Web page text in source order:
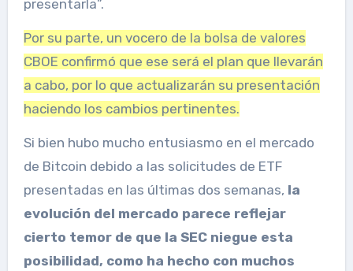
presentarla”.
Por su parte, un vocero de la bolsa de valores
CBOE confirmó que ese será el plan que llevarán
a cabo, por lo que actualizarán su presentación
haciendo los cambios pertinentes.
Si bien hubo mucho entusiasmo en el mercado
de Bitcoin debido a las solicitudes de ETF
presentadas en las últimas dos semanas, la
evolución del mercado parece reflejar
cierto temor de que la SEC niegue esta
posibilidad, como ha hecho con muchos